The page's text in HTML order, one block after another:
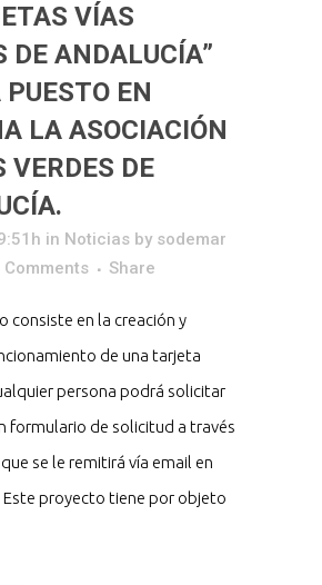
VÍAS
DE ANDALUCÍA”
PUESTO EN
LA ASOCIACIÓN
VERDES DE
in Noticias by sodemar
Comments Share
consiste en la creación y
de una tarjeta
persona podrá solicitar
formulario de solicitud a través
se le remitirá vía email en
proyecto tiene por objeto